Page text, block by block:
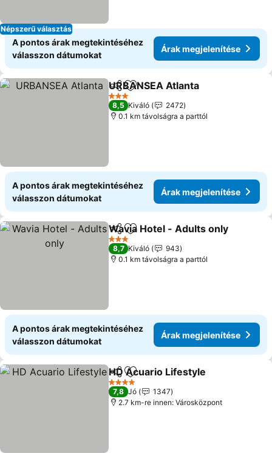
Népszerű választás
A pontos árak megtekintéséhez
válasszon dátumokat
Árak megjelenítése
Megosztás
Hozzáadás a kedvencekhez
URBANSEA Atlanta
3 Kategória
8,5 Kiváló
2472
0.1 km távolságra a parttól
A pontos árak megtekintéséhez
válasszon dátumokat
Árak megjelenítése
Megosztás
Hozzáadás a kedvencekhez
Wavia Hotel - Adults only
3 Kategória
8,7 Kiváló
943
0.1 km távolságra a parttól
A pontos árak megtekintéséhez
válasszon dátumokat
Árak megjelenítése
MegosztásHozzáadás a kedvencekhez
HD Acuario Lifestyle
4 Kategória
7,8 Jó
1347
2.7 km-re innen: Városközpont